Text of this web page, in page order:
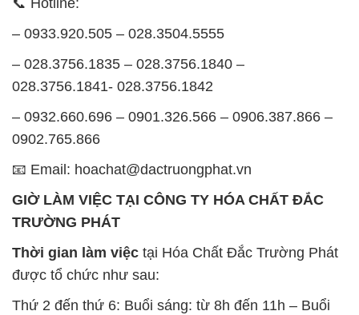
ĐỊA CHỈ: 1229C Quốc lộ 1A, Phường Bình Trị
Đông B, Quận Bình Tân, Sài Gòn TP. Hồ Chí
SẢN PHẨM TƯƠNG TỰ